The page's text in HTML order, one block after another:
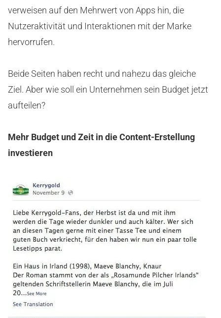
verweisen auf den Mehrwert von Apps hin, die
Nutzeraktivität und Interaktionen mit der Marke
hervorrufen.
Beide Seiten haben recht und nahezu das gleiche
Ziel. Aber wie soll ein Unternehmen sein Budget jetzt
aufteilen?
Mehr Budget und Zeit in die Content-Erstellung
investieren